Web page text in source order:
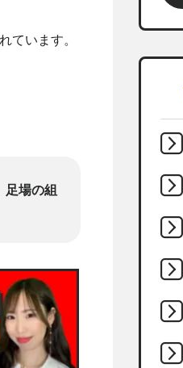
ています。
足場の組